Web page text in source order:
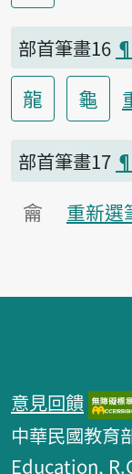
部首筆畫16 ¶
龍 龜
部首筆畫17 ¶
龠 重新選
意見回饋
中華民國教
Education,